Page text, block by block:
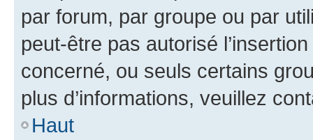
par forum, par groupe ou par
peut-être pas autorisé
concerné, ou seuls certains
plus d’informations, veuillez
Haut